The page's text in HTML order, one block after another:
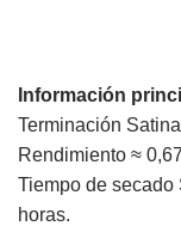
Información
Terminación
Rendimiento ≈
Tiempo de secado
horas.